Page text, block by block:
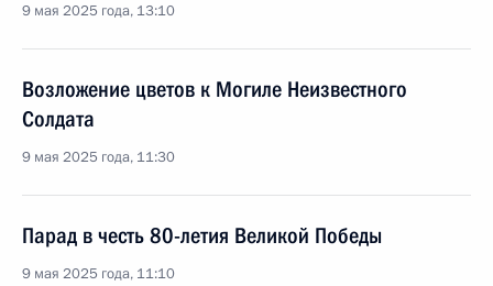
9 мая 2025 года, 13:10
Возложение цветов к Могиле Неизвестного
Солдата
9 мая 2025 года, 11:30
Парад в честь 80-летия Великой Победы
9 мая 2025 года, 11:10